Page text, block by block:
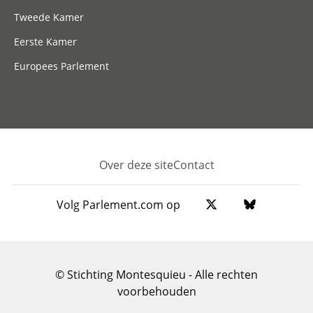
Tweede Kamer
Eerste Kamer
Europees Parlement
Footer
Over deze siteContact
Volg Parlement.com op
© Stichting Montesquieu - Alle rechten
voorbehouden